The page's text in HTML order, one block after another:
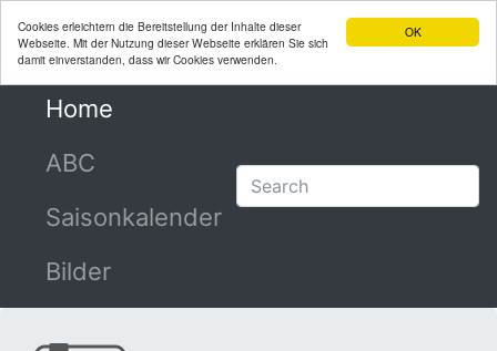
OK
Cookies erleichtern die Bereitstellung der Inhalte dieser
Webseite. Mit der Nutzung dieser Webseite erklären Sie sich
damit einverstanden, dass wir Cookies verwenden.
Home
ABC
Saisonkalender
Bilder